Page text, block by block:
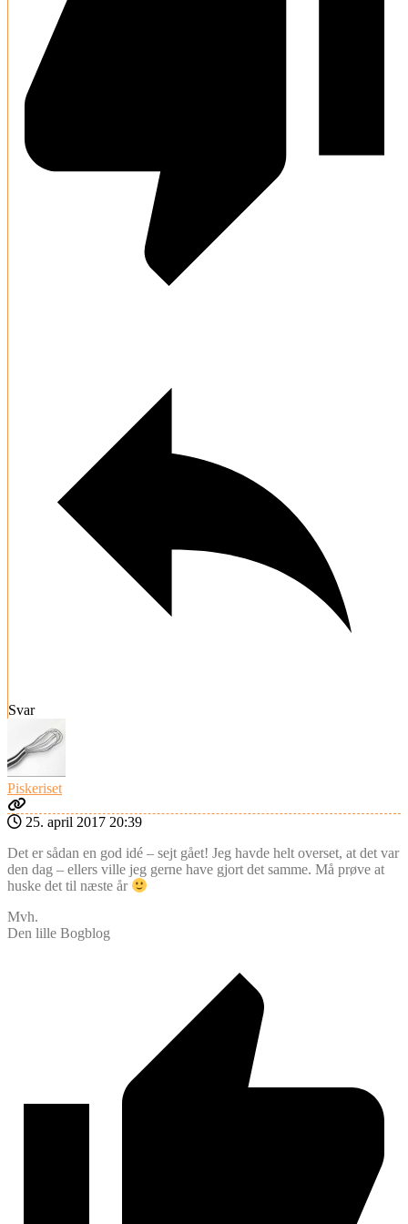
Svar
Piskeriset
25. april 2017 20:39
Det er sådan en god idé – sejt gået! Jeg havde helt overset, at det var
den dag – ellers ville jeg gerne have gjort det samme. Må prøve at
huske det til næste år
Mvh.
Den lille Bogblog